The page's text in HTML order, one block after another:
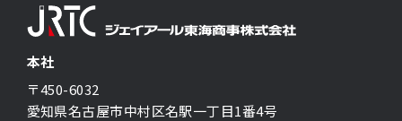
本社
〒450-6032
愛知県名古屋市中村区名駅一丁目1番4号